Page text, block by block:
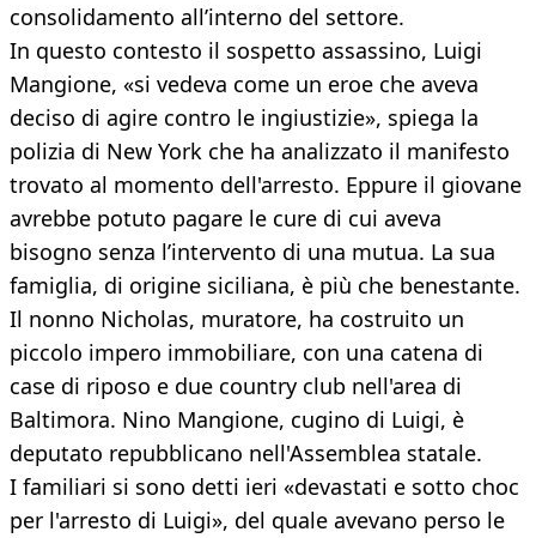
consolidamento all’interno del settore.
In questo contesto il sospetto assassino, Luigi
Mangione, «si vedeva come un eroe che aveva
deciso di agire contro le ingiustizie», spiega la
polizia di New York che ha analizzato il manifesto
trovato al momento dell'arresto. Eppure il giovane
avrebbe potuto pagare le cure di cui aveva
bisogno senza l’intervento di una mutua. La sua
famiglia, di origine siciliana, è più che benestante.
Il nonno Nicholas, muratore, ha costruito un
piccolo impero immobiliare, con una catena di
case di riposo e due country club nell'area di
Baltimora. Nino Mangione, cugino di Luigi, è
deputato repubblicano nell'Assemblea statale.
I familiari si sono detti ieri «devastati e sotto choc
per l'arresto di Luigi», del quale avevano perso le